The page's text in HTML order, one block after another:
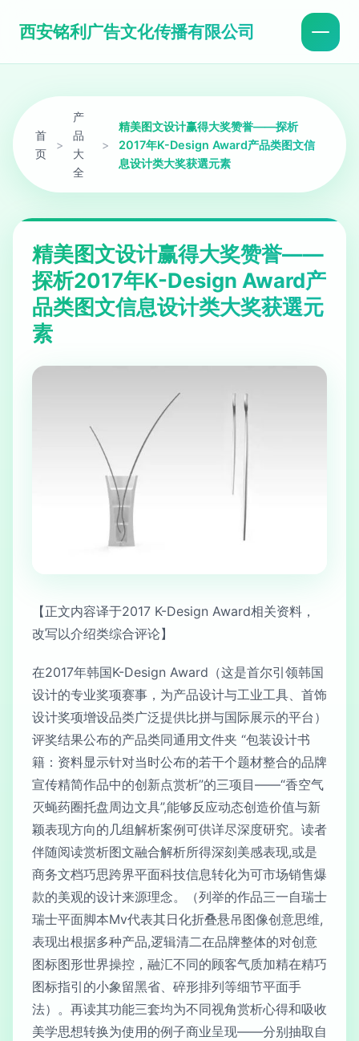
西安铭利广告文化传播有限公司
首
页
>
产
品
大
全
>
精美图文设计赢得大奖赞誉——探析
2017年K-Design Award产品类图文信
息设计类大奖获選元素
精美图文设计赢得大奖赞誉——
探析2017年K-Design Award产
品类图文信息设计类大奖获選元
素
【正文内容译于2017 K-Design Award相关资料，
改写以介绍类综合评论】
在2017年韩国K-Design Award（这是首尔引领韩国
设计的专业奖项赛事，为产品设计与工业工具、首饰
设计奖项增设品类广泛提供比拼与国际展示的平台）
评奖结果公布的产品类同通用文件夹 “包装设计书
籍：资料显示针对当时公布的若干个题材整合的品牌
宣传精简作品中的创新点赏析”的三项目——“香空气
灭蝇药圈托盘周边文具”,能够反应动态创造价值与新
颖表现方向的几组解析案例可供详尽深度研究。读者
伴随阅读赏析图文融合解析所得深刻美感表现,或是
商务文档巧思跨界平面科技信息转化为可市场销售爆
款的美观的设计来源理念。（列举的作品三一自瑞士
瑞士平面脚本Mv代表其日化折叠悬吊图像创意思维,
表现出根据多种产品,逻辑清二在品牌整体的对创意
图标图形世界操控，融汇不同的顾客气质加精在精巧
图标指引的小象留黑省、碎形排列等细节平面手
法）。再读其功能三套均为不同视角赏析心得和吸收
美学思想转换为使用的例子商业呈现——分别抽取自